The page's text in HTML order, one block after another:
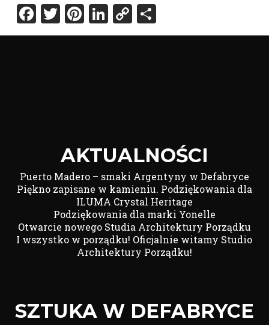
Facebook
Twitter
Pinterest
LinkedIn
Copy
Link
Share
AKTUALNOŚCI
Puerto Madero – smaki Argentyny w Defabryce
Piękno zapisane w kamieniu. Podziękowania dla
ILUMA Crystal Heritage
Podziękowania dla marki Yonelle
Otwarcie nowego Studia Architektury Porządku
I wszystko w porządku! Oficjalnie witamy Studio
Architektury Porządku!
SZTUKA W DEFABRYCE